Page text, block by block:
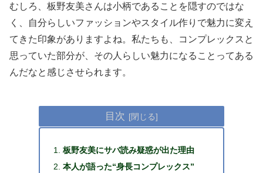
むしろ、板野友美さんは小柄であることを隠すのではな
く、自分らしいファッションやスタイル作りで魅力に変え
てきた印象がありますよね。私たちも、コンプレックスと
思っていた部分が、その人らしい魅力になることってある
んだなと感じさせられます。
目次
板野友美にサバ読み疑惑が出た理由
本人が語った“身長コンプレックス”